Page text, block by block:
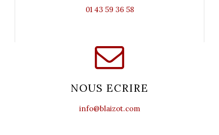
01 43 59 36 58
NOUS ECRIRE
info@blaizot.com